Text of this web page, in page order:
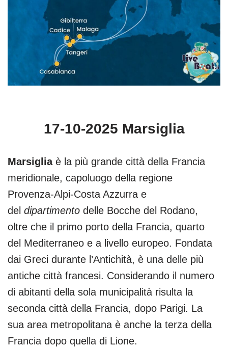
17-10-2025 Marsiglia
Marsigliaè la più grande città della Francia
meridionale, capoluogo della regione
Provenza-Alpi-Costa Azzurra e
del dipartimento delle Bocche del Rodano,
oltre che il primo porto della Francia, quarto
del Mediterraneo e a livello europeo. Fondata
dai Greci durante l’Antichità, è una delle più
antiche città francesi. Considerando il numero
di abitanti della sola municipalità risulta la
seconda città della Francia, dopo Parigi. La
sua area metropolitana è anche la terza della
Francia dopo quella di Lione.